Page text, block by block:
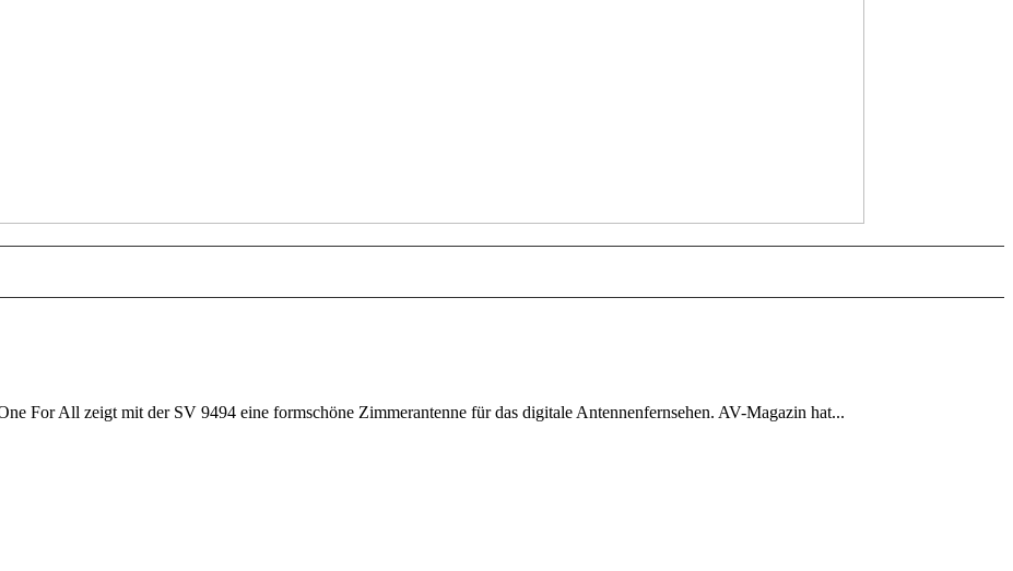
For All zeigt mit der SV 9494 eine formschöne Zimmerantenne für das digitale Antennenfernsehen. AV-Magazin hat...